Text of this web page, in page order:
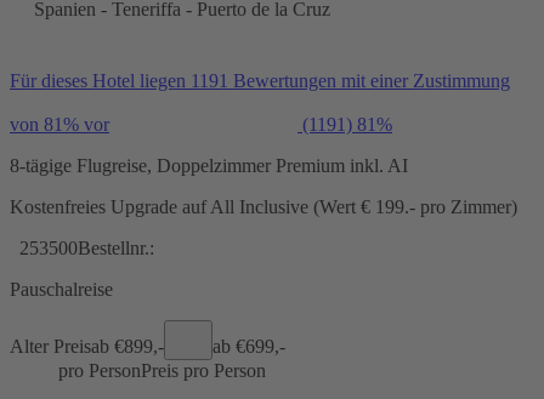
Spanien - Teneriffa - Puerto de la Cruz
Für dieses Hotel liegen 1191 Bewertungen mit einer Zustimmung
von 81% vor (1191) 81%
8-tägige Flugreise, Doppelzimmer Premium inkl. AI
Kostenfreies Upgrade auf All Inclusive (Wert € 199.- pro Zimmer)
253500Bestellnr.:
Pauschalreise
Alter Preisab €899,- ab €699,-
pro PersonPreis pro Person